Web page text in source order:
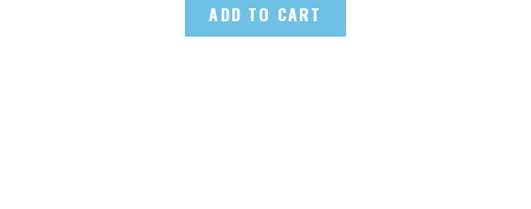
ADD TO CART